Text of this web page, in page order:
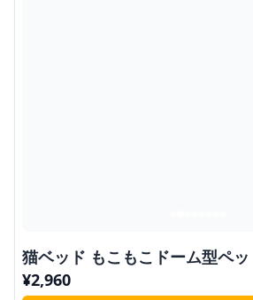
猫ベッド もこもこドーム型ペ
¥2,960